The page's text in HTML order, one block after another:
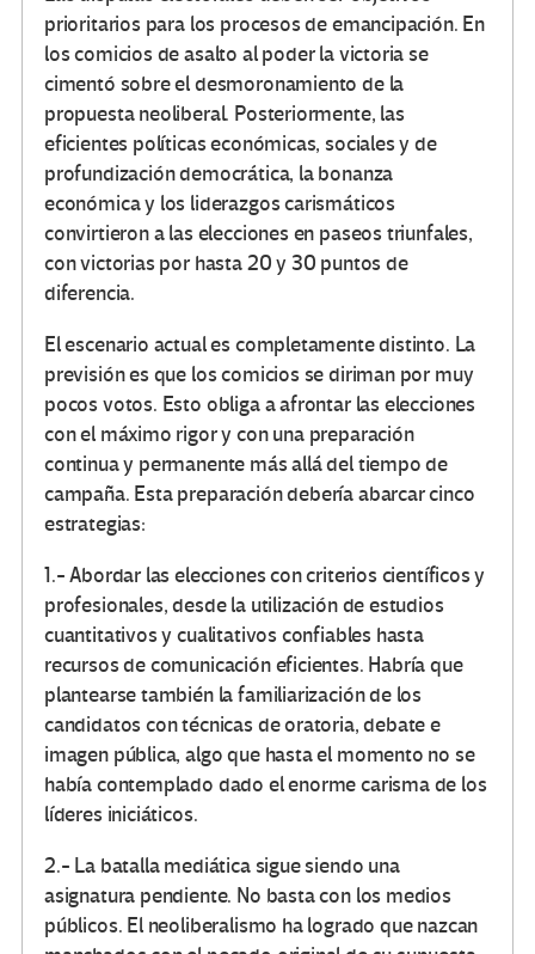
prioritarios para los procesos de emancipación. En
los comicios de asalto al poder la victoria se
cimentó sobre el desmoronamiento de la
propuesta neoliberal. Posteriormente, las
eficientes políticas económicas, sociales y de
profundización democrática, la bonanza
económica y los liderazgos carismáticos
convirtieron a las elecciones en paseos triunfales,
con victorias por hasta 20 y 30 puntos de
diferencia.
El escenario actual es completamente distinto. La
previsión es que los comicios se diriman por muy
pocos votos. Esto obliga a afrontar las elecciones
con el máximo rigor y con una preparación
continua y permanente más allá del tiempo de
campaña. Esta preparación debería abarcar cinco
estrategias:
1.- Abordar las elecciones con criterios científicos y
profesionales, desde la utilización de estudios
cuantitativos y cualitativos confiables hasta
recursos de comunicación eficientes. Habría que
plantearse también la familiarización de los
candidatos con técnicas de oratoria, debate e
imagen pública, algo que hasta el momento no se
había contemplado dado el enorme carisma de los
líderes iniciáticos.
2.- La batalla mediática sigue siendo una
asignatura pendiente. No basta con los medios
públicos. El neoliberalismo ha logrado que nazcan